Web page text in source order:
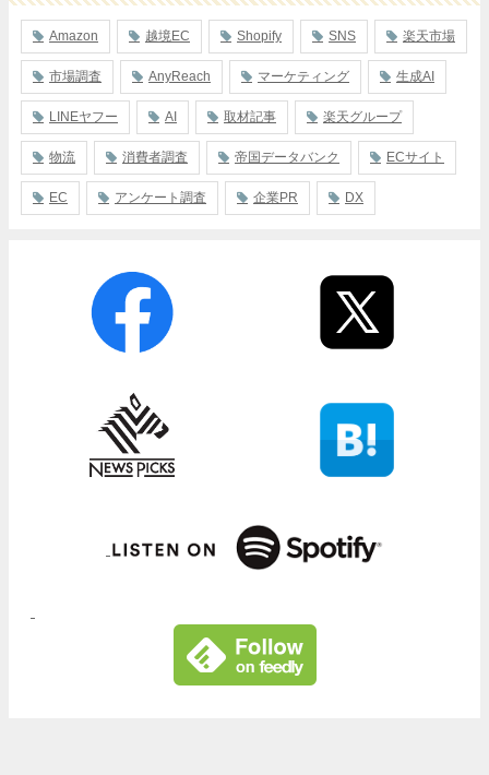
Amazon 越境EC Shopify SNS 楽天市場
市場調査 AnyReach マーケティング 生成AI
LINEヤフー AI 取材記事 楽天グループ
物流 消費者調査 帝国データバンク ECサイト
EC アンケート調査 企業PR DX